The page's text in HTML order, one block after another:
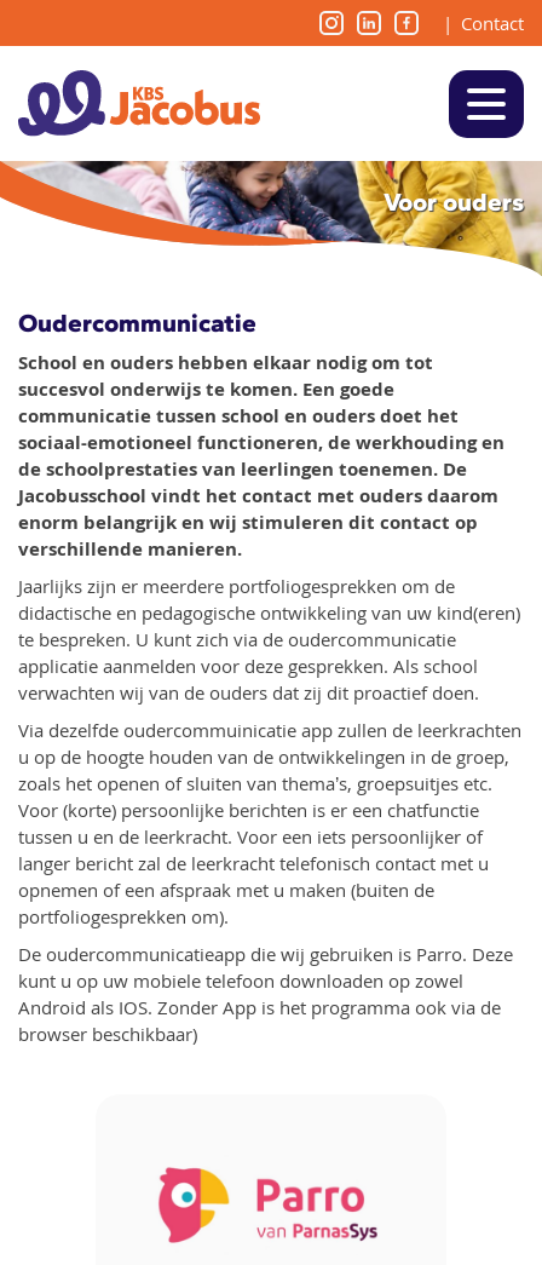
| Contact
Voor ouders
Oudercommunicatie
School en ouders hebben elkaar nodig om tot
succesvol onderwijs te komen. Een goede
communicatie tussen school en ouders doet het
sociaal-emotioneel functioneren, de werkhouding en
de schoolprestaties van leerlingen toenemen. De
Jacobusschool vindt het contact met ouders daarom
enorm belangrijk en wij stimuleren dit contact op
verschillende manieren.
Jaarlijks zijn er meerdere portfoliogesprekken om de
didactische en pedagogische ontwikkeling van uw kind(eren)
te bespreken. U kunt zich via de oudercommunicatie
applicatie aanmelden voor deze gesprekken. Als school
verwachten wij van de ouders dat zij dit proactief doen.
Via dezelfde oudercommuinicatie app zullen de leerkrachten
u op de hoogte houden van de ontwikkelingen in de groep,
zoals het openen of sluiten van thema’s, groepsuitjes etc.
Voor (korte) persoonlijke berichten is er een chatfunctie
tussen u en de leerkracht. Voor een iets persoonlijker of
langer bericht zal de leerkracht telefonisch contact met u
opnemen of een afspraak met u maken (buiten de
portfoliogesprekken om).
De oudercommunicatieapp die wij gebruiken is Parro. Deze
kunt u op uw mobiele telefoon downloaden op zowel
Android als IOS. Zonder App is het programma ook via de
browser beschikbaar)